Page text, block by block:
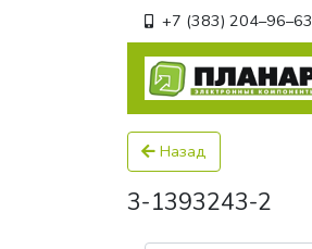
+7 (383) 204–96–63
Назад
3-1393243-2